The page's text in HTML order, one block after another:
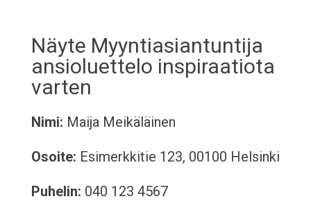
Näyte Myyntiasiantuntija
ansioluettelo inspiraatiota
varten
Nimi: Maija Meikäläinen
Osoite: Esimerkkitie 123, 00100 Helsinki
Puhelin: 040 123 4567